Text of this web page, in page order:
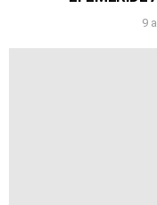
9